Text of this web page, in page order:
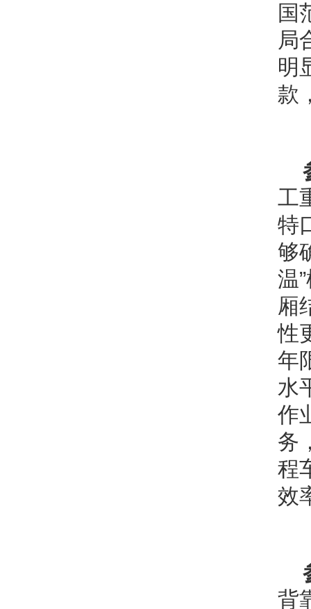
国
局
明
款
工
特
够
温
厢
性
年
水
作
务
程
效
背